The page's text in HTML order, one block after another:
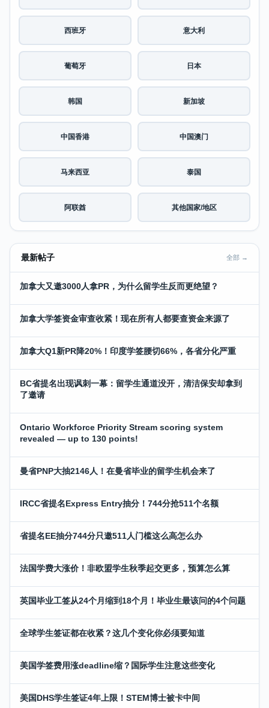
西班牙 意大利
葡萄牙 日本
韩国 新加坡
中国香港 中国澳门
马来西亚 泰国
阿联酋 其他国家/地区
最新帖子 全部 →
加拿大又邀3000人拿PR，为什么留学生反而更绝望？
加拿大学签资金审查收紧！现在所有人都要查资金来源了
加拿大Q1新PR降20%！印度学签腰切66%，各省分化严重
BC省提名出现讽刺一幕：留学生通道没开，清洁保安却拿到
了邀请
Ontario Workforce Priority Stream scoring system
revealed — up to 130 points!
曼省PNP大抽2146人！在曼省毕业的留学生机会来了
IRCC省提名Express Entry抽分！744分抢511个名额
省提名EE抽分744分只邀511人门槛这么高怎么办
法国学费大涨价！非欧盟学生秋季起交更多，预算怎么算
英国毕业工签从24个月缩到18个月！毕业生最该问的4个问题
全球学生签证都在收紧？这几个变化你必须要知道
美国学签费用涨deadline缩？国际学生注意这些变化
美国DHS学生签证4年上限！STEM博士被卡中间